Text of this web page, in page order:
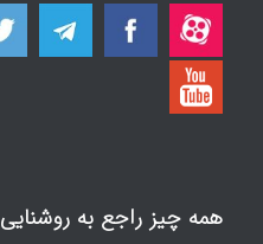
همه چیز راجع به روشنایی